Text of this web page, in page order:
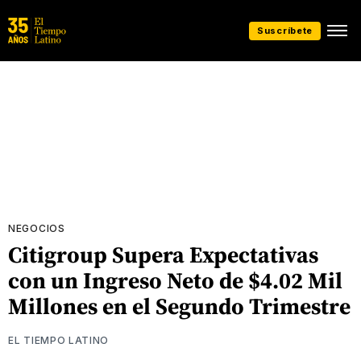
Suscríbete
NEGOCIOS
Citigroup Supera Expectativas
con un Ingreso Neto de $4.02 Mil
Millones en el Segundo Trimestre
EL TIEMPO LATINO